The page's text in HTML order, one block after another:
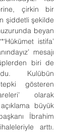
çirkin bir
şiddetli şekilde
beyan
istifa’
mesajı
biri de
Kulübün
gösteren
olarak
büyük
İbrahim
arttı.